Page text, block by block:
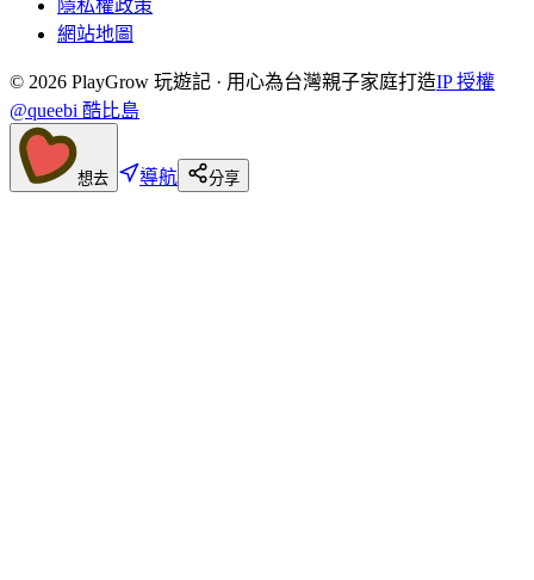
隱私權政策
網站地圖
© 2026 PlayGrow 玩遊記 · 用心為台灣親子家庭打造IP 授權
@queebi 酷比島
想去 導航 分享